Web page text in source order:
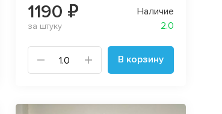
1190 ₽
за штуку
Наличие
2.0
В корзину